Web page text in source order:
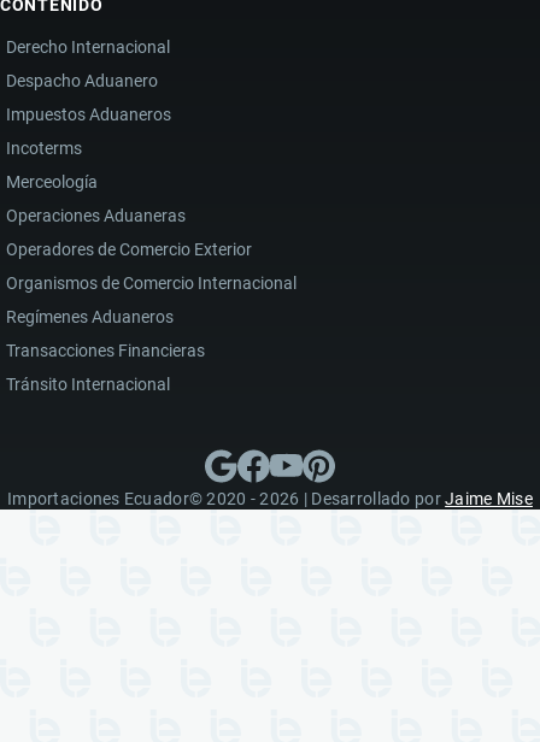
CONTENIDO
Derecho Internacional
Despacho Aduanero
Impuestos Aduaneros
Incoterms
Merceología
Operaciones Aduaneras
Operadores de Comercio Exterior
Organismos de Comercio Internacional
Regímenes Aduaneros
Transacciones Financieras
Tránsito Internacional
Importaciones Ecuador© 2020 - 2026 | Desarrollado porJaime Mise